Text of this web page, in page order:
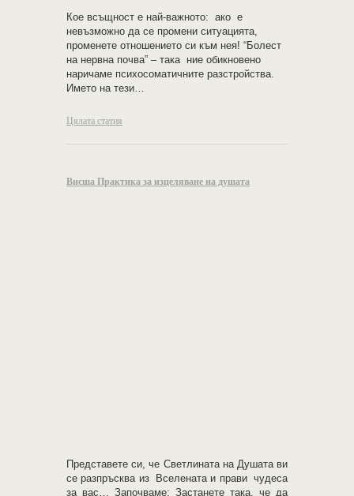
Кое всъщност е най-важното: ако е
невъзможно да се промени ситуацията,
променете отношението си към нея! “Болест
на нервна почва” – така ние обикновено
наричаме психосоматичните разстройства.
Името на тези…
Цялата статия
Висша Практика за изцеляване на душата
Представете си, че Светлината на Душата ви
се разпръсква из Вселената и прави чудеса
за вас… Започваме: Застанете така, че да